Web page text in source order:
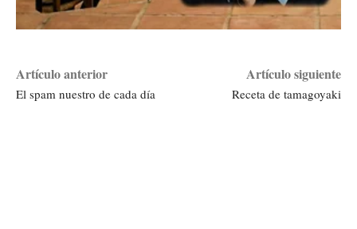
Artículo anterior
El spam nuestro de cada día
Artículo siguiente
Receta de tamagoyaki